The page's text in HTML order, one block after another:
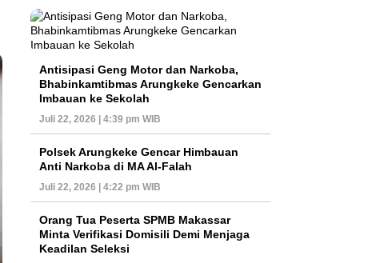
Antisipasi Geng Motor dan Narkoba,
Bhabinkamtibmas Arungkeke Gencarkan
Imbauan ke Sekolah
Juli 22, 2026 | 4:39 pm WIB
Polsek Arungkeke Gencar Himbauan
Anti Narkoba di MA Al-Falah
Juli 22, 2026 | 4:22 pm WIB
Orang Tua Peserta SPMB Makassar
Minta Verifikasi Domisili Demi Menjaga
Keadilan Seleksi